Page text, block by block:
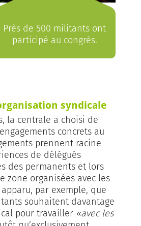
Près de 500 militants ont
participé au congrès.
syndicale
la centrale a choisi de
concrets au
prennent racine
de délégués
des permanents et lors
zone organisées avec les
par exemple, que
souhaitent davantage
pour travailler «avec les